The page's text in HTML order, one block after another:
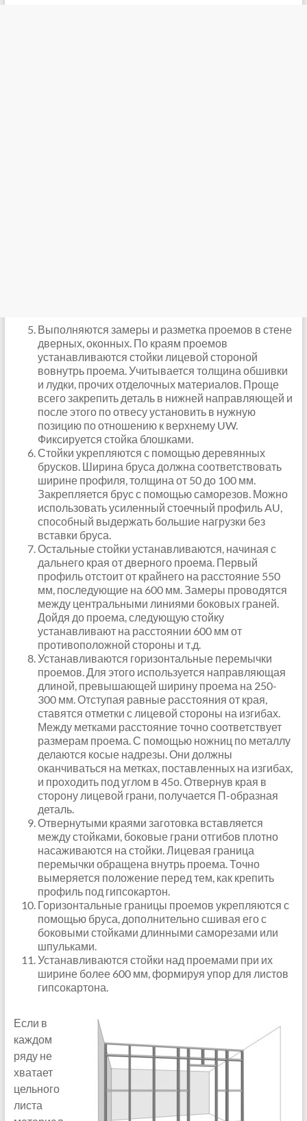
Выполняются замеры и разметка проемов в стене
дверных, оконных. По краям проемов
устанавливаются стойки лицевой стороной
вовнутрь проема. Учитывается толщина обшивки
и лудки, прочих отделочных материалов. Проще
всего закрепить деталь в нижней направляющей и
после этого по отвесу установить в нужную
позицию по отношению к верхнему UW.
Фиксируется стойка блошками.
Стойки укрепляются с помощью деревянных
брусков. Ширина бруса должна соответствовать
ширине профиля, толщина от 50 до 100 мм.
Закрепляется брус с помощью саморезов. Можно
использовать усиленный стоечный профиль AU,
способный выдержать большие нагрузки без
вставки бруса.
Остальные стойки устанавливаются, начиная с
дальнего края от дверного проема. Первый
профиль отстоит от крайнего на расстояние 550
мм, последующие на 600 мм. Замеры проводятся
между центральными линиями боковых граней.
Дойдя до проема, следующую стойку
устанавливают на расстоянии 600 мм от
противоположной стороны и т.д.
Устанавливаются горизонтальные перемычки
проемов. Для этого используется направляющая
длиной, превышающей ширину проема на 250-
300 мм. Отступая равные расстояния от края,
ставятся отметки с лицевой стороны на изгибах.
Между метками расстояние точно соответствует
размерам проема. С помощью ножниц по металлу
делаются косые надрезы. Они должны
оканчиваться на метках, поставленных на изгибах,
и проходить под углом в 45о. Отвернув края в
сторону лицевой грани, получается П-образная
деталь.
Отвернутыми краями заготовка вставляется
между стойками, боковые грани отгибов плотно
насаживаются на стойки. Лицевая граница
перемычки обращена внутрь проема. Точно
вымеряется положение перед тем, как крепить
профиль под гипсокартон.
Горизонтальные границы проемов укрепляются с
помощью бруса, дополнительно сшивая его с
боковыми стойками длинными саморезами или
шпульками.
Устанавливаются стойки над проемами при их
ширине более 600 мм, формируя упор для листов
гипсокартона.
Если в
каждом
ряду не
хватает
цельного
листа